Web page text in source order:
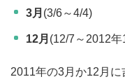
3月 (3/6～4/4)
12月 (12/7～2012年
2011年の3月か12月